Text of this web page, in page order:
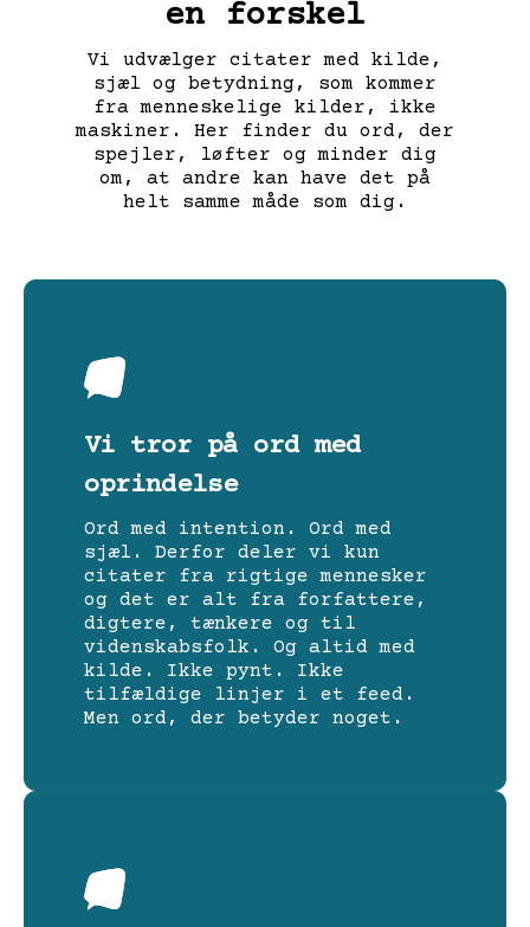
en forskel
Vi udvælger citater med kilde,
sjæl og betydning, som kommer
fra menneskelige kilder, ikke
maskiner. Her finder du ord, der
spejler, løfter og minder dig
om, at andre kan have det på
helt samme måde som dig.
Vi tror på ord med
oprindelse
Ord med intention. Ord med
sjæl. Derfor deler vi kun
citater fra rigtige mennesker
og det er alt fra forfattere,
digtere, tænkere og til
videnskabsfolk. Og altid med
kilde. Ikke pynt. Ikke
tilfældige linjer i et feed.
Men ord, der betyder noget.